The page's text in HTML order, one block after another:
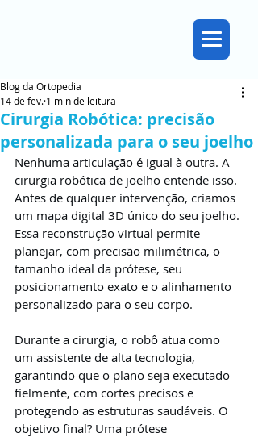
Cirurgia Robótica: precisão
personalizada para o seu joelho
Blog da Ortopedia
14 de fev. 1 min de leitura
Nenhuma articulação é igual à outra. A
cirurgia robótica de joelho entende isso.
Antes de qualquer intervenção, criamos
um mapa digital 3D único do seu joelho.
Essa reconstrução virtual permite
planejar, com precisão milimétrica, o
tamanho ideal da prótese, seu
posicionamento exato e o alinhamento
personalizado para o seu corpo.
Durante a cirurgia, o robô atua como
um assistente de alta tecnologia,
garantindo que o plano seja executado
fielmente, com cortes precisos e
protegendo as estruturas saudáveis. O
objetivo final? Uma prótese